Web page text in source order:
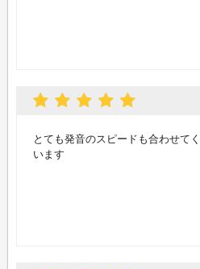
とても発音のスピードも合わせて
います